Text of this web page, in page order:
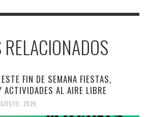
FIN DE SEMANA FIESTAS,
ACTIVIDADES AL AIRE LIBRE
2026